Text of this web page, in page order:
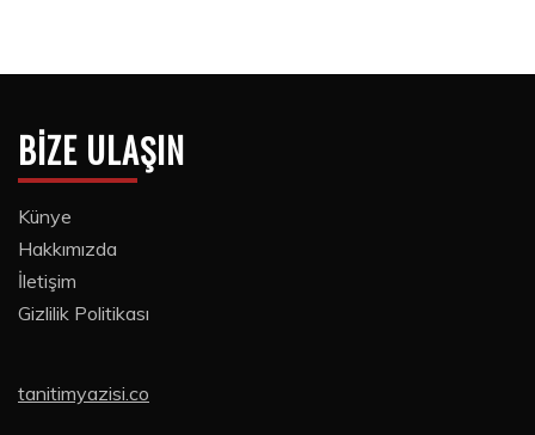
BIZE ULAŞIN
Künye
Hakkımızda
İletişim
Gizlilik Politikası
tanitimyazisi.co